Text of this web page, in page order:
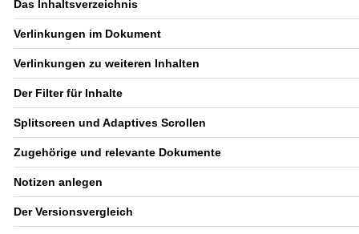
Das Inhaltsverzeichnis
Verlinkungen im Dokument
Verlinkungen zu weiteren Inhalten
Der Filter für Inhalte
Splitscreen und Adaptives Scrollen
Zugehörige und relevante Dokumente
Notizen anlegen
Der Versionsvergleich